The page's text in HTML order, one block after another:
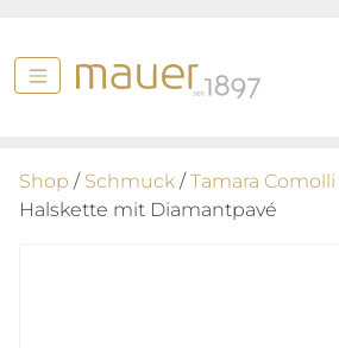
Shop / Schmuck /Tamara Comolli
Halskette mit Diamantpavé